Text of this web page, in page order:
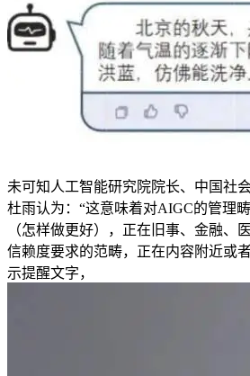
未可知人工智能研究院院长、中国社
杜雨认为：“这意味着对AIGC的管理
（怎样做更好），正在旧事、金融、
信赖度要求的范畴，正在内容附近或
示提醒文字，